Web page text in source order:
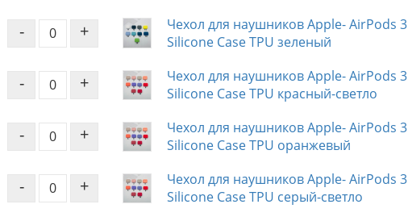
- +
Чехол для наушников Apple- AirPods 3
Silicone Case TPU зеленый
- +
Чехол для наушников Apple- AirPods 3
Silicone Case TPU красный-светло
- +
Чехол для наушников Apple- AirPods 3
Silicone Case TPU оранжевый
- +
Чехол для наушников Apple- AirPods 3
Silicone Case TPU серый-светло